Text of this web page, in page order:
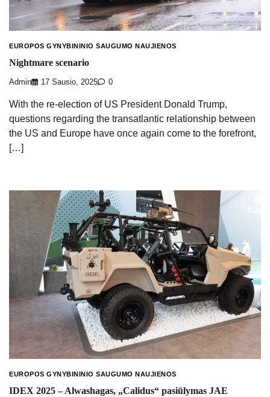
EUROPOS GYNYBININIO SAUGUMO NAUJIENOS
Nightmare scenario
Admin 17 Sausio, 2025 0
With the re-election of US President Donald Trump,
questions regarding the transatlantic relationship between
the US and Europe have once again come to the forefront,
[…]
EUROPOS GYNYBININIO SAUGUMO NAUJIENOS
IDEX 2025 – Alwashagas, „Calidus“ pasiūlymas JAE